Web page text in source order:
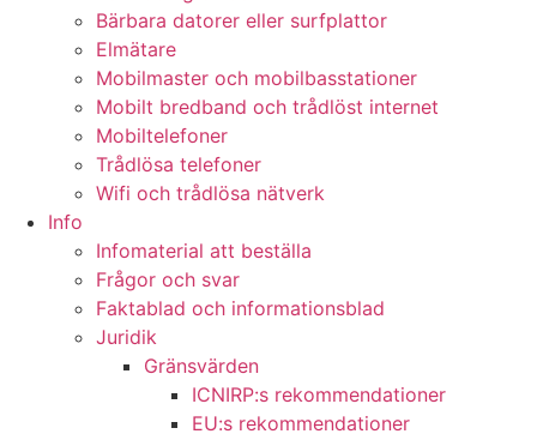
Bärbara datorer eller surfplattor
Elmätare
Mobilmaster och mobilbasstationer
Mobilt bredband och trådlöst internet
Mobiltelefoner
Trådlösa telefoner
Wifi och trådlösa nätverk
Info
Infomaterial att beställa
Frågor och svar
Faktablad och informationsblad
Juridik
Gränsvärden
ICNIRP:s rekommendationer
EU:s rekommendationer